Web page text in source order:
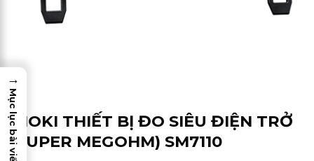
HIOKI THIẾT BỊ ĐO SIÊU ĐIỆN TRỞ
(SUPER MEGOHM) SM7110
→
Mục lục bài viết